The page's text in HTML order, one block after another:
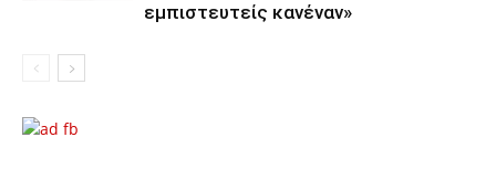
εμπιστευτείς κανέναν»